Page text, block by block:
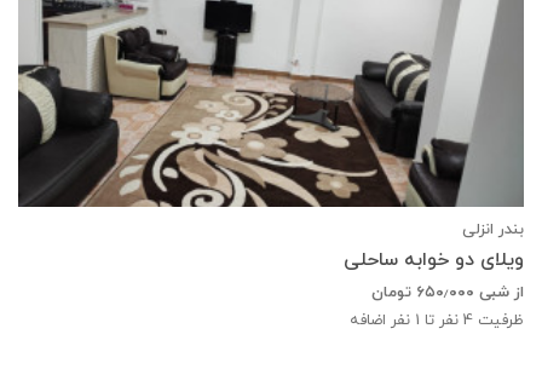
بندر انزلی
ویلای دو خوابه ساحلی
از شبی ۶۵۰٫۰۰۰ تومان
ظرفیت 4 نفر تا 1 نفر اضافه